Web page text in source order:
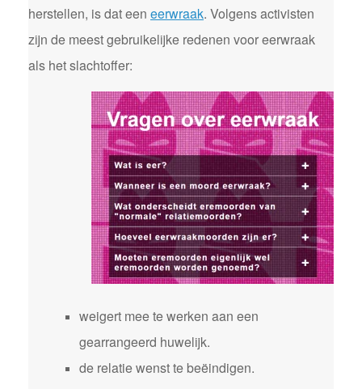
herstellen, is dat een eerwraak. Volgens activisten
zijn de meest gebruikelijke redenen voor eerwraak
als het slachtoffer:
weigert mee te werken aan een
gearrangeerd huwelijk.
de relatie wenst te beëindigen.